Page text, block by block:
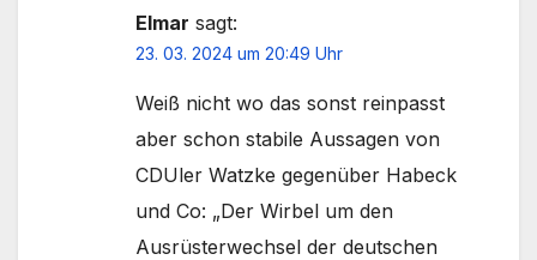
Elmar sagt:
23. 03. 2024 um 20:49 Uhr
Weiß nicht wo das sonst reinpasst
aber schon stabile Aussagen von
CDUler Watzke gegenüber Habeck
und Co: „Der Wirbel um den
Ausrüsterwechsel der deutschen